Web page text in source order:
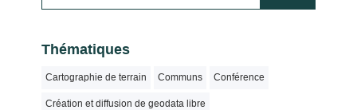
Thématiques
Cartographie de terrain Communs Conférence
Création et diffusion de geodata libre